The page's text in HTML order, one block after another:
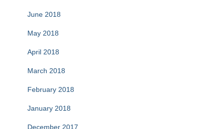
June 2018
May 2018
April 2018
March 2018
February 2018
January 2018
December 2017